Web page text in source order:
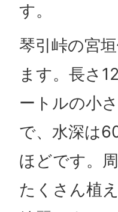
す。
琴引峠の宮
ます。長さ
ートルの小
で、水深は
ほどです。
たくさん植